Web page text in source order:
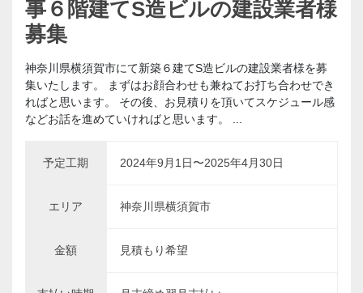
事６階建てS造ビルの建設業者様
募集
神奈川県横須賀市にて新築６建てS造ビルの建設業者様を募
集いたします。 まずはお顔合わせも兼ねてお打ち合わせでき
ればと思います。 その後、お見積りを頂いてスケジュール感
などお話を進めていければと思います。 ...
予定工期 2024年9月1日〜2025年4月30日
エリア 神奈川県横須賀市
金額 見積もり希望